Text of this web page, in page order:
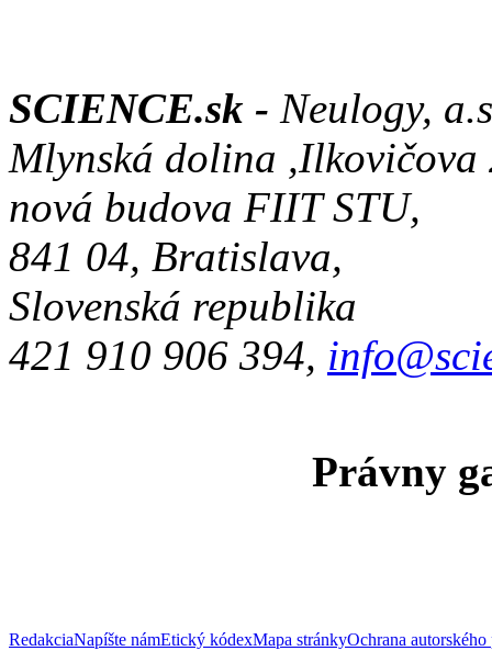
SCIENCE.sk - Neulogy,
Mlynská dolina ,Ilkovičova
nová budova FIIT STU,
841 04, Bratislava,
Slovenská republika
421 910 906 394,
Právny
RedakciaNapíšte námEtický kódexMapa stránkyOchrana autorského